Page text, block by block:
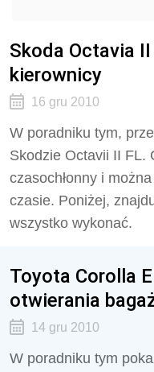
Skoda Octavia
kierownicy
16 gru 2010
W poradniku tym,
Skodzie Octavii II FL.
czasochłonny i
czasie. Poniżej,
wszystko wykonać.
Toyota Corolla
otwierania
14 gru 2010
W poradniku tym